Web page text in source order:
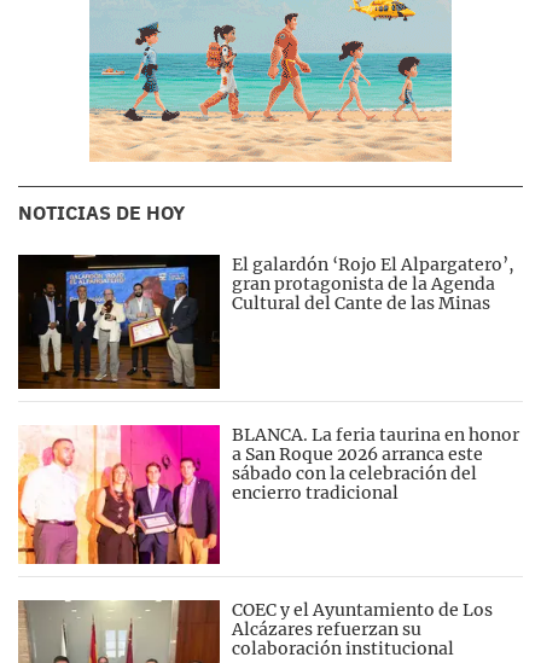
NOTICIAS DE HOY
El galardón ‘Rojo El Alpargatero’,
gran protagonista de la Agenda
Cultural del Cante de las Minas
BLANCA. La feria taurina en honor
a San Roque 2026 arranca este
sábado con la celebración del
encierro tradicional
COEC y el Ayuntamiento de Los
Alcázares refuerzan su
colaboración institucional